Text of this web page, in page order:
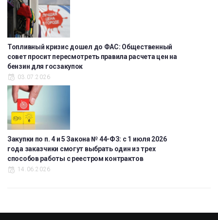
Топливный кризис дошел до ФАС: Общественный
совет просит пересмотреть правила расчета цен на
бензин для госзакупок
03.07.2026
Закупки по п. 4 и 5 Закона № 44-ФЗ: с 1 июля 2026
года заказчики смогут выбрать один из трех
способов работы с реестром контрактов
14.06.2026